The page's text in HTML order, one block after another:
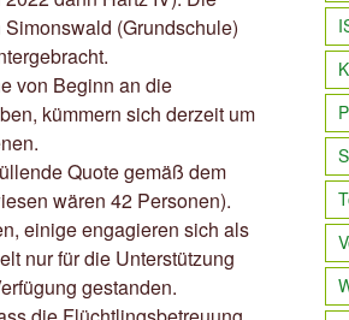
Simonswald (Grundschule)
von Beginn an die
kümmern sich derzeit um
Quote gemäß dem
wären 42 Personen).
einige engagieren sich als
nur für die Unterstützung
gestanden.